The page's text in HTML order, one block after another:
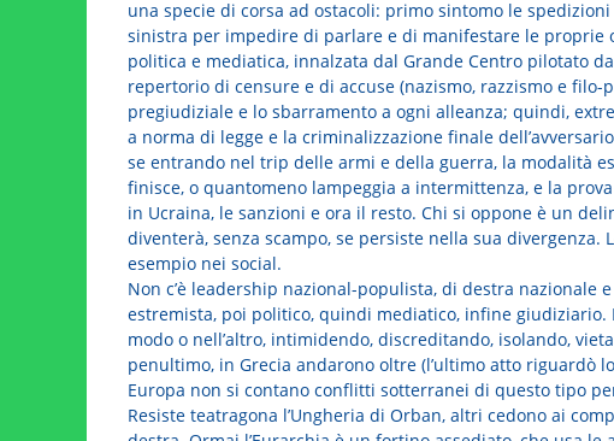
una specie di corsa ad ostacoli: primo sintomo le
sinistra per impedire di parlare e di manifestare le proprie
politica e mediatica, innalzata dal Grande Centro pilotato
repertorio di censure e di accuse (nazismo, razzismo e
pregiudiziale e lo sbarramento a ogni alleanza; quindi,
a norma di legge e la criminalizzazione finale
se entrando nel trip delle armi e della guerra, la modalità
finisce, o quantomeno lampeggia a intermittenza, e la
in Ucraina, le sanzioni e ora il resto. Chi si oppone è un
diventerà, senza scampo, se persiste nella sua divergenza.
esempio nei social.
Non c’è leadership nazional-populista, di destra nazionale
estremista, poi politico, quindi mediatico, infine giudiziario.
modo o nell’altro, intimidendo, discreditando, isolando,
penultimo, in Grecia andarono oltre (l’ultimo atto riguardò
Europa non si contano conflitti sotterranei di questo tipo
Resiste teatragona l’Ungheria di Orban, altri cedono ai